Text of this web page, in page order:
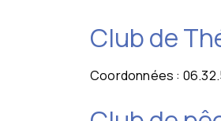
Club de
Coordonnées :